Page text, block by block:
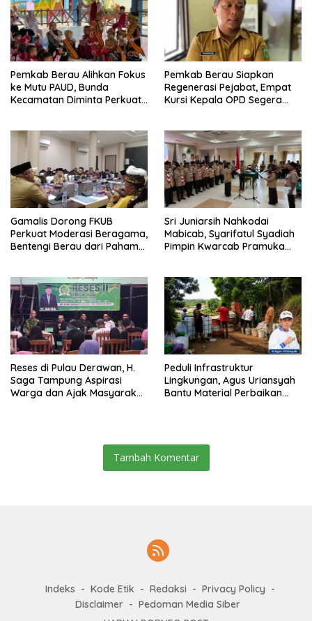
Pemkab Berau Alihkan Fokus
ke Mutu PAUD, Bunda
Kecamatan Diminta Perkuat
Pemkab Berau Siapkan
Regenerasi Pejabat, Empat
Kursi Kepala OPD Segera
Gamalis Dorong FKUB
Perkuat Moderasi Beragama,
Bentengi Berau dari Paham
Sri Juniarsih Nahkodai
Mabicab, Syarifatul Syadiah
Pimpin Kwarcab Pramuka
Reses di Pulau Derawan, H.
Saga Tampung Aspirasi
Warga dan Ajak Masyarakat
Peduli Infrastruktur
Lingkungan, Agus Uriansyah
Bantu Material Perbaikan
Tambah Komentar
Indeks Kode Etik Redaksi
Privacy Policy
Disclaimer
Pedoman Media Siber